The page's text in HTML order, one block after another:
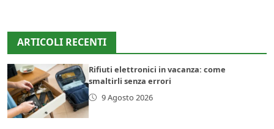
ARTICOLI RECENTI
Rifiuti elettronici in vacanza: come
smaltirli senza errori
9 Agosto 2026